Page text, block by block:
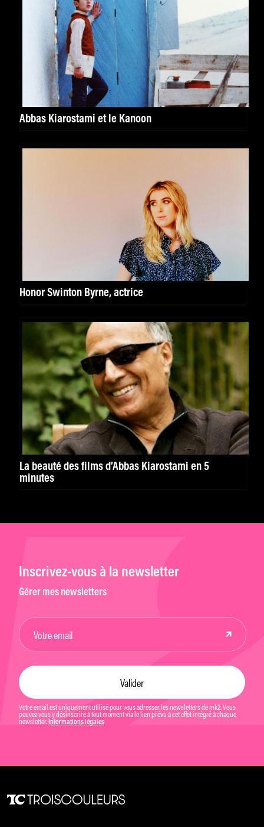
Abbas Kiarostami et le Kanoon
Honor Swinton Byrne, actrice
La beauté des films d’Abbas Kiarostami en 5
minutes
Inscrivez-vous à la newsletter
Gérer mes newsletters
Votre email est uniquement utilisé pour vous adresser les newsletters de mk2. Vous
pouvez vous y désinscrire à tout moment via le lien prévu à cet effet intégré à chaque
newsletter. Informations légales